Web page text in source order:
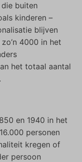
buiten
kinderen –
blijven
4000 in het
het totaal aantal
en 1940 in het
personen
kregen of
persoon